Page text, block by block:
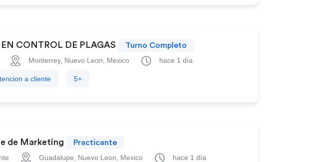
CONTROL DE PLAGAS
Turno Completo
Monterrey, Nuevo Leon, Mexico hace 1 día
a cliente 5+
de Marketing
Practicante
Guadalupe, Nuevo Leon, Mexico hace 1 día